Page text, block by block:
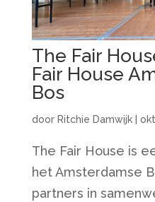
The Fair
Fair House
Bos
door Ritchie Damwijk|
The Fair House is
het Amsterdamse
partners in